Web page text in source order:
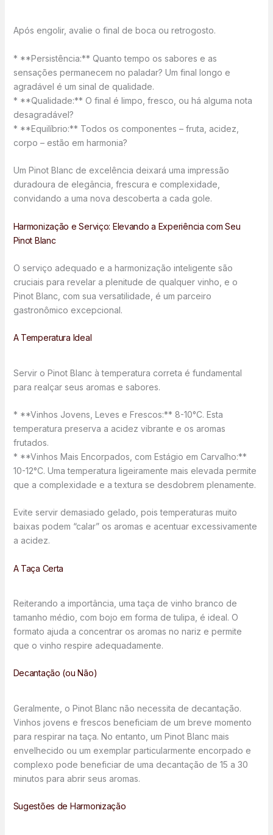
Após engolir, avalie o final de boca ou retrogosto.
* **Persistência:** Quanto tempo os sabores e as
sensações permanecem no paladar? Um final longo e
agradável é um sinal de qualidade.
* **Qualidade:** O final é limpo, fresco, ou há alguma nota
desagradável?
* **Equilíbrio:** Todos os componentes – fruta, acidez,
corpo – estão em harmonia?
Um Pinot Blanc de excelência deixará uma impressão
duradoura de elegância, frescura e complexidade,
convidando a uma nova descoberta a cada gole.
Harmonização e Serviço: Elevando a Experiência com Seu
Pinot Blanc
O serviço adequado e a harmonização inteligente são
cruciais para revelar a plenitude de qualquer vinho, e o
Pinot Blanc, com sua versatilidade, é um parceiro
gastronômico excepcional.
A Temperatura Ideal
Servir o Pinot Blanc à temperatura correta é fundamental
para realçar seus aromas e sabores.
* **Vinhos Jovens, Leves e Frescos:** 8-10°C. Esta
temperatura preserva a acidez vibrante e os aromas
frutados.
* **Vinhos Mais Encorpados, com Estágio em Carvalho:**
10-12°C. Uma temperatura ligeiramente mais elevada permite
que a complexidade e a textura se desdobrem plenamente.
Evite servir demasiado gelado, pois temperaturas muito
baixas podem “calar” os aromas e acentuar excessivamente
a acidez.
A Taça Certa
Reiterando a importância, uma taça de vinho branco de
tamanho médio, com bojo em forma de tulipa, é ideal. O
formato ajuda a concentrar os aromas no nariz e permite
que o vinho respire adequadamente.
Decantação (ou Não)
Geralmente, o Pinot Blanc não necessita de decantação.
Vinhos jovens e frescos beneficiam de um breve momento
para respirar na taça. No entanto, um Pinot Blanc mais
envelhecido ou um exemplar particularmente encorpado e
complexo pode beneficiar de uma decantação de 15 a 30
minutos para abrir seus aromas.
Sugestões de Harmonização